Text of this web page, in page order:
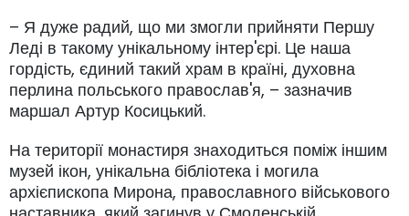
– Я дуже радий, що ми змогли прийняти Першу
Леді в такому унікальному інтер'єрі. Це наша
гордість, єдиний такий храм в країні, духовна
перлина польського православ'я, – зазначив
маршал Артур Косицький.
На території монастиря знаходиться поміж іншим
музей ікон, унікальна бібліотека і могила
архієпископа Мирона, православного військового